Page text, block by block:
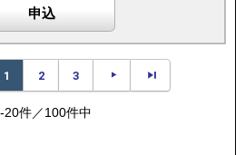
申込
1 2 3
20件／100件中